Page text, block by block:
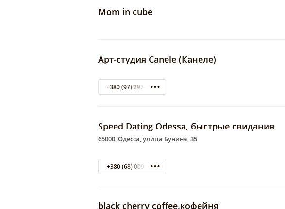
Mom in cube
Арт-студия Canele (Канеле)
+380 (97) 297-39-29
Speed Dating Odessa, быстрые свидания
65000, Одесса, улица Бунина, 35
+380 (68) 0099688
black cherry coffee,кофейня